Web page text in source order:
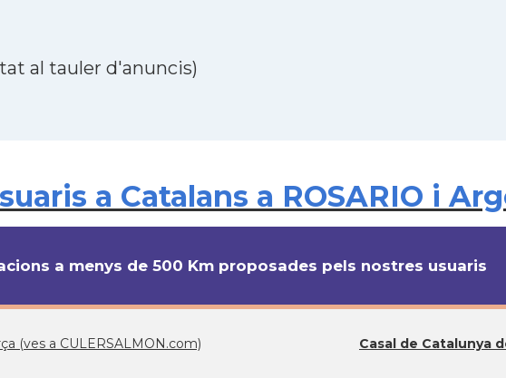
al tauler d'anuncis)
a Catalans a ROSARIO i
a menys de 500 Km proposades pels nostres usuaris
(ves a CULERSALMON.com) Casal de Catalunya